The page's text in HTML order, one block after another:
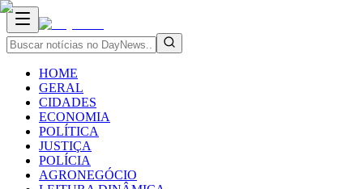
HOME
GERAL
CIDADES
ECONOMIA
POLÍTICA
JUSTIÇA
POLÍCIA
AGRONEGÓCIO